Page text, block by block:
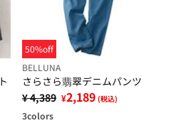
50%off
BELLUNA
さらさら翡翠デニムパンツ
¥ 4,389 ¥2,189 (税込)
3colors